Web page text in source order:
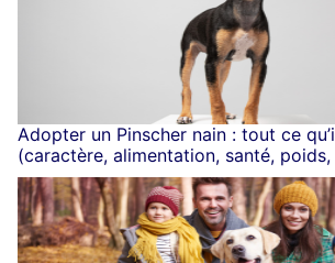
Adopter un Pinscher nain : tout ce
(caractère, alimentation, santé,